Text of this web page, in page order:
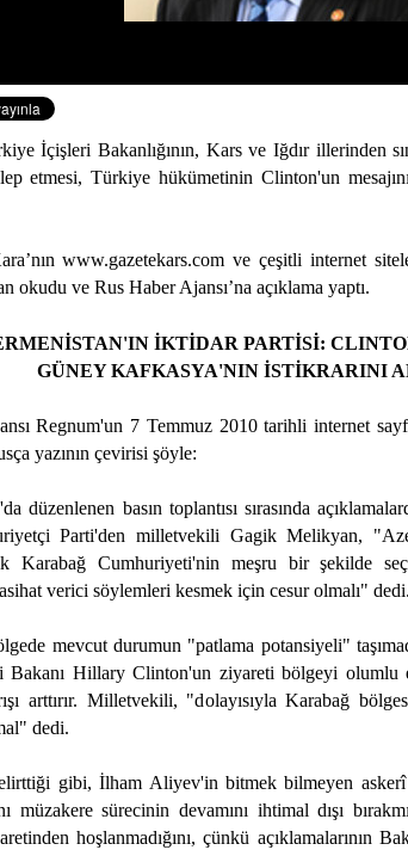
İçişleri Bakanlığının, Kars ve Iğdır illerinden
etmesi, Türkiye hükümetinin Clinton'un
www.gazetekars.com ve çeşitli internet
okudu ve Rus Haber Ajansı’na açıklama yaptı.
İKTİDAR PARTİSİ:
GÜNEY KAFKASYA'NIN İSTİKRARINI
Regnum'un 7 Temmuz 2010 tarihli internet
yazının çevirisi şöyle:
düzenlenen basın toplantısı sırasında
Parti'den milletvekili Gagik Melikyan,
Karabağ Cumhuriyeti'nin meşru bir şekilde
verici söylemleri kesmek için cesur olmalı" dedi.
mevcut durumun "patlama potansiyeli"
Bakanı Hillary Clinton'un ziyareti bölgeyi olumlu
arttırır. Milletvekili, "dolayısıyla Karabağ
dedi.
gibi, İlham Aliyev'in bitmek bilmeyen askerî
müzakere sürecinin devamını ihtimal dışı
hoşlanmadığını, çünkü açıklamalarının